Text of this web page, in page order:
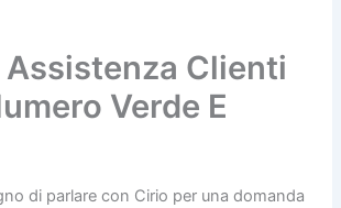
Clienti
Verde E
di parlare con Cirio per una domanda